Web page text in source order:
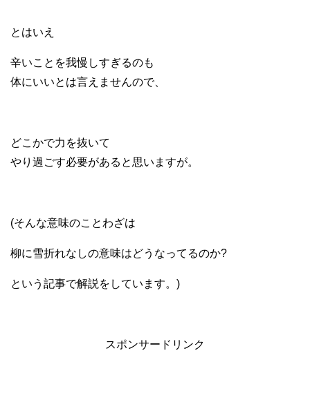
とはいえ
辛いことを我慢しすぎるのも
体にいいとは言えませんので、
どこかで力を抜いて
やり過ごす必要があると思いますが。
(そんな意味のことわざは
柳に雪折れなしの意味はどうなってるのか?
という記事で解説をしています。)
スポンサードリンク